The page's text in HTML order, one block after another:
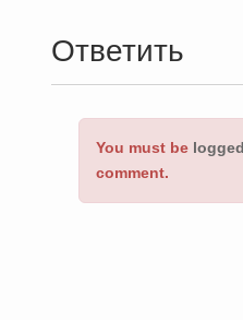
Ответить
You must be
comment.